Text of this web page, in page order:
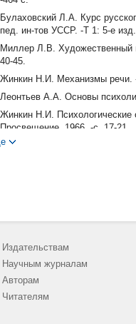
Булаховский Л.А. Курс
пед. ин-тов УССР. -Т 1: 5-е
Миллер Л.В. Художественный
40-45.
Жинкин Н.И. Механизмы
Леонтьев А.А. Основы
Жинкин Н.И. Психологические
Просвещение, 1966. -с. 17-21.
Панов М.В. Современный
Издательствам
Научным журналам
Авторам
Читателям